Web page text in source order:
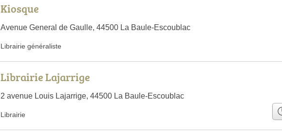
Kiosque
Avenue General de Gaulle, 44500 La Baule-Escoublac
Librairie généraliste
Librairie Lajarrige
2 avenue Louis Lajarrige, 44500 La Baule-Escoublac
Librairie